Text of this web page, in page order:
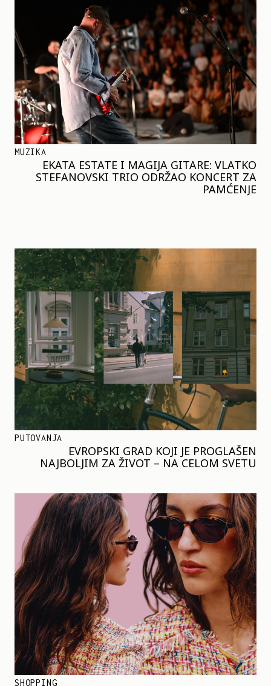
MUZIKA
EKATA ESTATE I MAGIJA GITARE: VLATKO
STEFANOVSKI TRIO ODRŽAO KONCERT ZA
PAMĆENJE
PUTOVANJA
EVROPSKI GRAD KOJI JE PROGLAŠEN
NAJBOLJIM ZA ŽIVOT – NA CELOM SVETU
SHOPPING